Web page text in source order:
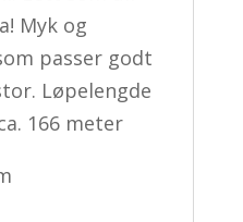
Myk og
passer godt
Løpelengde
166 meter